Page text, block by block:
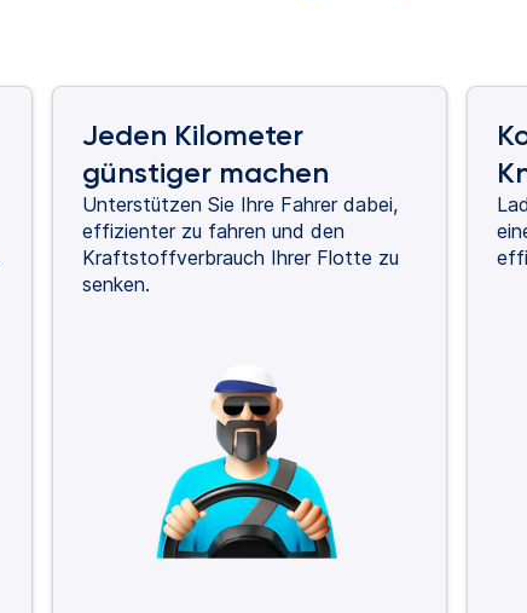
Jeden Kilometer
günstiger machen
Unterstützen Sie Ihre Fahrer dabei,
effizienter zu fahren und den
Kraftstoffverbrauch Ihrer Flotte zu
senken.